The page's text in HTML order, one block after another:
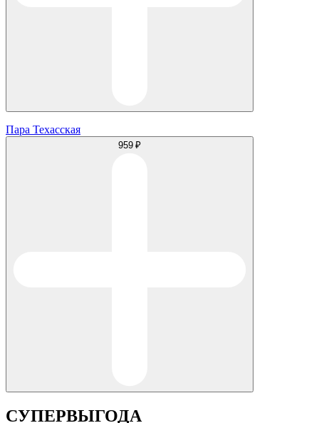
Пара Техасская
959 ₽
СУПЕРВЫГОДА